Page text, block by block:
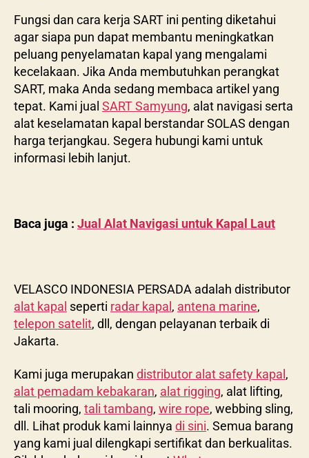
Fungsi dan cara kerja SART ini penting diketahui
agar siapa pun dapat membantu meningkatkan
peluang penyelamatan kapal yang mengalami
kecelakaan. Jika Anda membutuhkan perangkat
SART, maka Anda sedang membaca artikel yang
tepat. Kami jual SART Samyung, alat navigasi serta
alat keselamatan kapal berstandar SOLAS dengan
harga terjangkau. Segera hubungi kami untuk
informasi lebih lanjut.
Baca juga : Jual Alat Navigasi untuk Kapal Laut
VELASCO INDONESIA PERSADA adalah distributor
alat kapal seperti radar kapal , antena marine,
telepon satelit, dll, dengan pelayanan terbaik di
Jakarta.
Kami juga merupakan distributor alat safety kapal,
alat pemadam kebakaran, alat rigging, alat lifting,
tali mooring, tali tambang, wire rope, webbing sling,
dll. Lihat produk kami lainnya di sini. Semua barang
yang kami jual dilengkapi sertifikat dan berkualitas.